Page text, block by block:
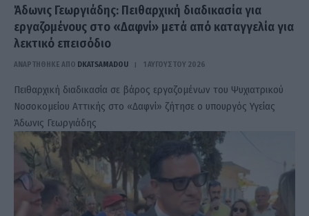
Άδωνις Γεωργιάδης: Πειθαρχική διαδικασία για
εργαζομένους στο «Δαφνί» μετά από καταγγελία για
λεκτικό επεισόδιο
ΑΝΑΡΤΗΘΗΚΕ ΑΠΟ DKATSAMADOU 1 ΑΥΓΟΎΣΤΟΥ 2026
Πειθαρχική διαδικασία σε βάρος εργαζομένων του Ψυχιατρικού
Νοσοκομείου Αττικής στο «Δαφνί» ζήτησε ο υπουργός Υγείας
Άδωνις Γεωργιάδης